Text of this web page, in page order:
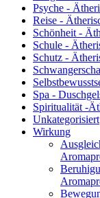
Psyche -
Reise -
Schönheit -
Schule -
Schutz -
Spa -
Spiritualität -
Unkategorisiert
Wirkung